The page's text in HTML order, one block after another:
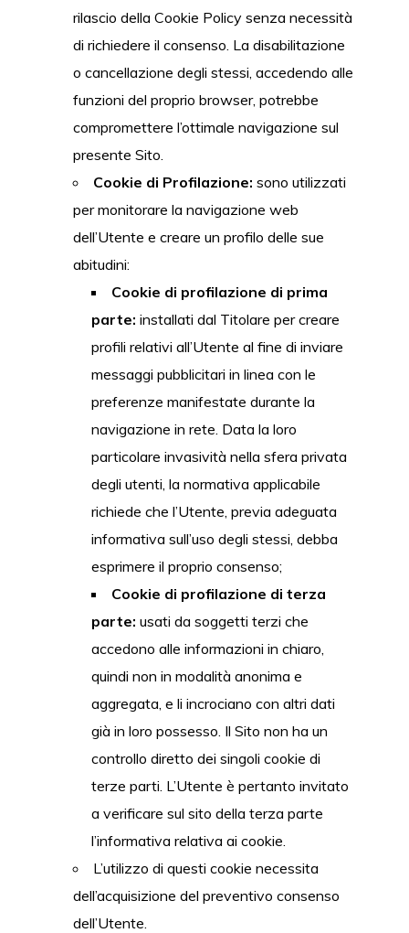
rilascio della Cookie Policy senza necessità
di richiedere il consenso. La disabilitazione
o cancellazione degli stessi, accedendo alle
funzioni del proprio browser, potrebbe
compromettere l’ottimale navigazione sul
presente Sito.
Cookie di Profilazione: sono utilizzati
per monitorare la navigazione web
dell’Utente e creare un profilo delle sue
abitudini:
Cookie di profilazione di prima
parte: installati dal Titolare per creare
profili relativi all’Utente al fine di inviare
messaggi pubblicitari in linea con le
preferenze manifestate durante la
navigazione in rete. Data la loro
particolare invasività nella sfera privata
degli utenti, la normativa applicabile
richiede che l’Utente, previa adeguata
informativa sull’uso degli stessi, debba
esprimere il proprio consenso;
Cookie di profilazione di terza
parte: usati da soggetti terzi che
accedono alle informazioni in chiaro,
quindi non in modalità anonima e
aggregata, e li incrociano con altri dati
già in loro possesso. Il Sito non ha un
controllo diretto dei singoli cookie di
terze parti. L’Utente è pertanto invitato
a verificare sul sito della terza parte
l’informativa relativa ai cookie.
L’utilizzo di questi cookie necessita
dell’acquisizione del preventivo consenso
dell’Utente.